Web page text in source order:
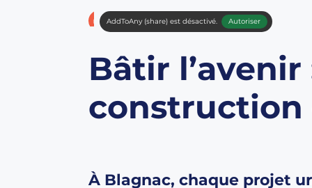
AddToAny (share) est désactivé. Autoriser
Bâtir
construction
À Blagnac, chaque projet